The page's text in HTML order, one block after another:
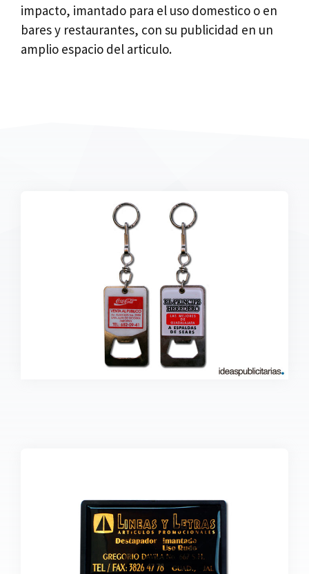
impacto, imantado para el uso domestico o en
bares y restaurantes, con su publicidad en un
amplio espacio del articulo.